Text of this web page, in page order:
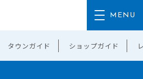
タウンガイド ショップガイド